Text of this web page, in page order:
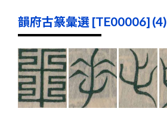
韻府古篆彙選 [TE00006] (4)